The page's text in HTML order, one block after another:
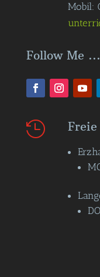
Mobil:
Follow Me ...
 Freie